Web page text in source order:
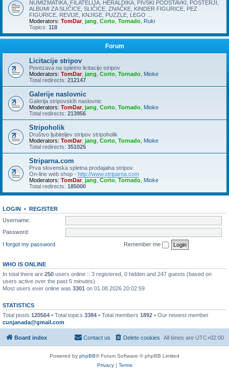
NUMIZMATIKA, FILATELIJA, HERALDIKA, PIVSKI PODSTAVKI, POSTERJI,
ALBUMI ZA SLIČICE, SLIČICE, ZNAČKE, KINDER FIGURICE, PEZ
FIGURICE, REVIJE, KNJIGE, PUZZLE, LEGO ...
Moderators: TomDar, jang Corto Tornado Ruki
Topics: 118
Forum
Licitacije stripov
Povezava na spletno licitacijo stripov
Moderators: TomDar, jang Corto Tornado Mioke
Total redirects: 212147
Galerije naslovnic
Galerija stripovskih naslovnic
Moderators: TomDar, jang Corto Tornado Mioke
Total redirects: 213956
Stripoholik
Društvo ljubiteljev stripov stripoholik
Moderators: TomDar, jang Corto Tornado Mioke
Total redirects: 351025
Striparna.com
Prva slovenska spletna prodajalna stripov.
On-line web shop - http://www.striparna.com
Moderators: TomDar, jang Corto Tornado Mioke
Total redirects: 185000
LOGIN • REGISTER
Username:
Password:
I forgot my password
Remember me
WHO IS ONLINE
In total there are 250 users online :: 3 registered, 0 hidden and 247 guests (based on
users active over the past 5 minutes)
Most users ever online was 3301 on 01.08.2026 20:02:59
STATISTICS
Total posts 120564 • Total topics 3384 • Total members 1892 • Our newest member
cunjanada@gmail.com
Board index All times are UTC+02:00
Delete cookies
Contact us
Powered by phpBB® Forum Software © phpBB Limited
Privacy| Terms